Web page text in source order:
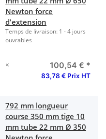
Newton force
d'extension
Temps de livraison: 1 - 4 jours
ouvrables
× 100,54 € *
83,78 € Prix HT
792 mm longueur
course 350 mm tige 10
mm tube 22 mm Ø 350